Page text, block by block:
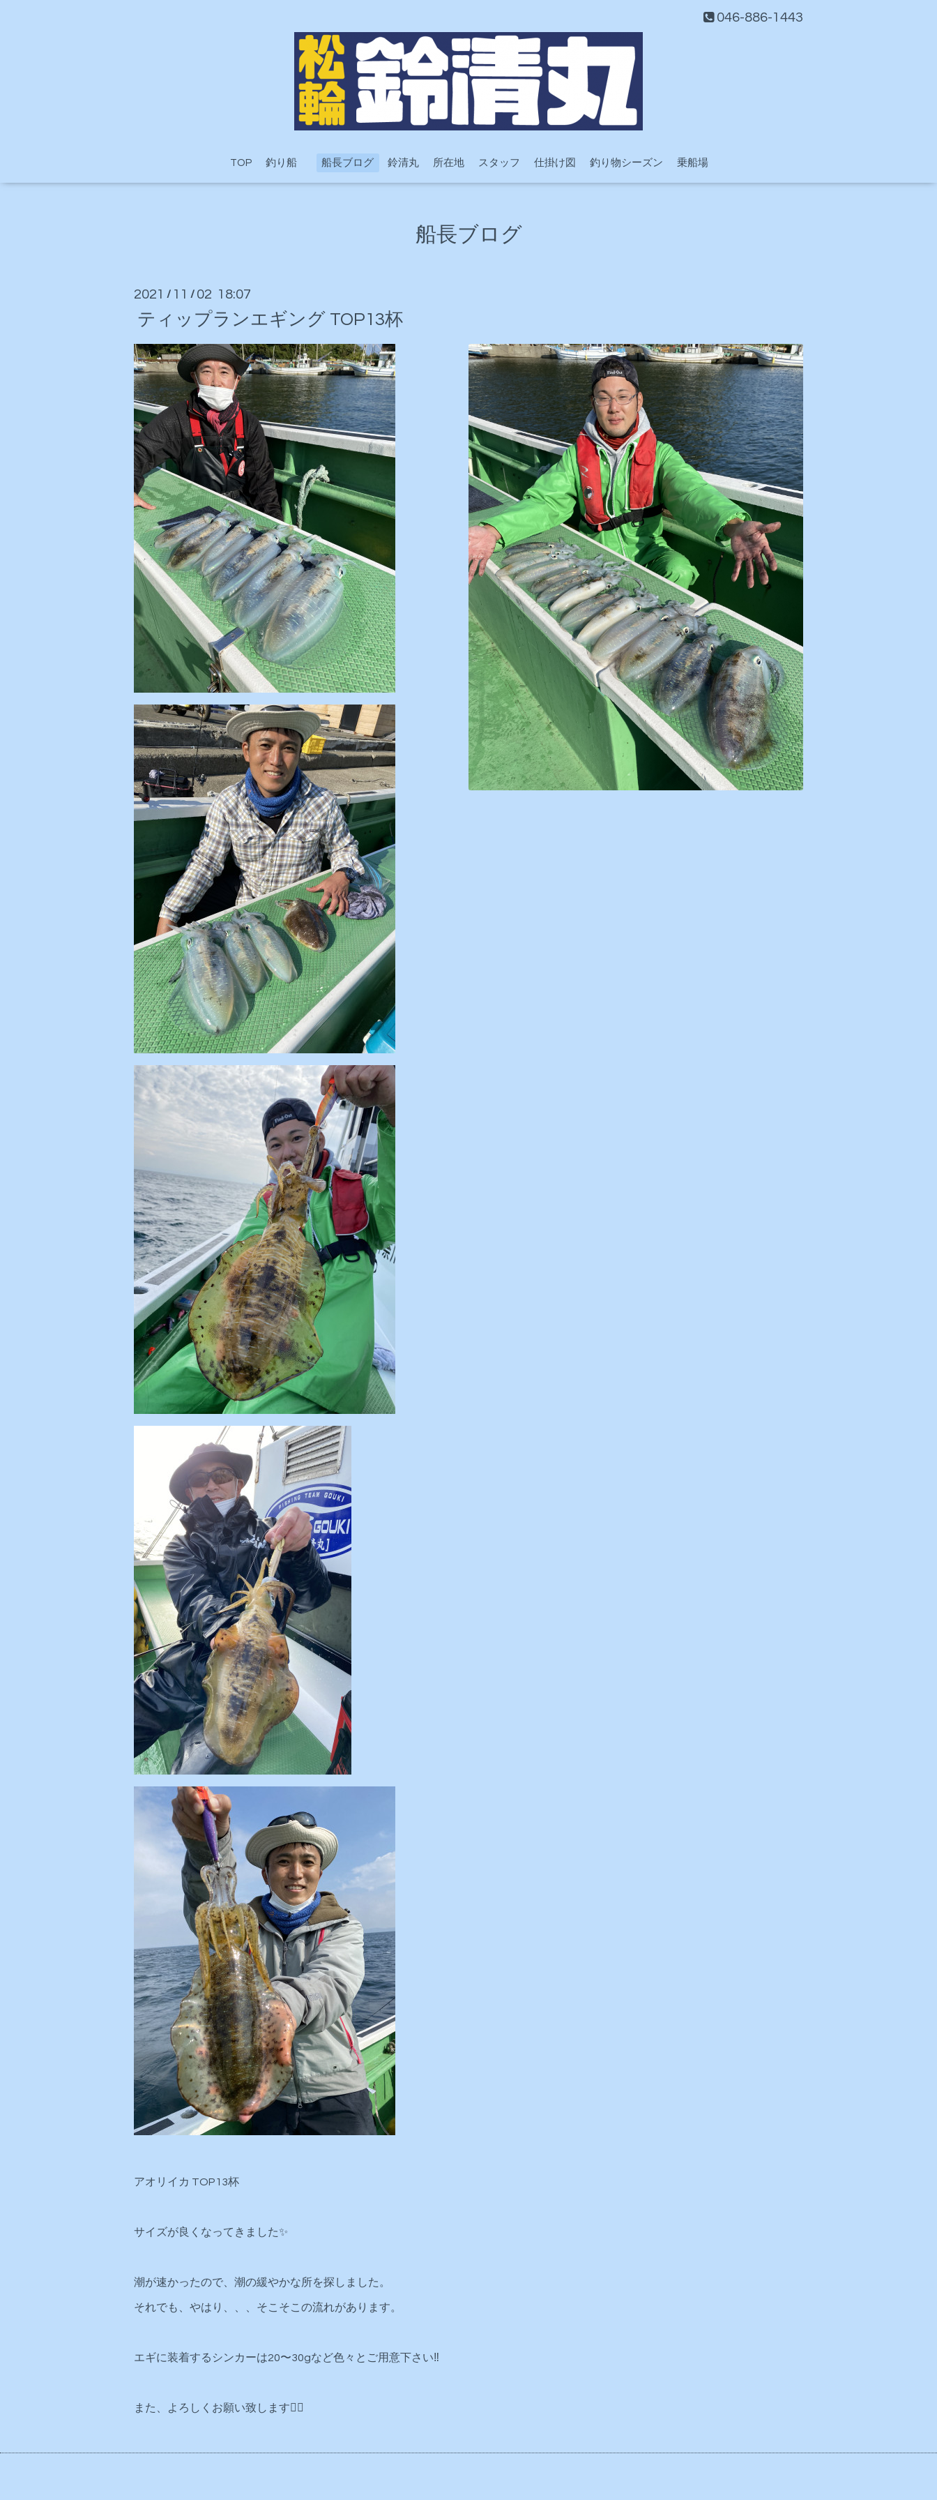
046-886-1443
TOP 釣り船 船長ブログ 鈴清丸 所在地 スタッフ 仕掛け図 釣り物シーズン 乗船場
船長ブログ
2021 / 11 / 02 18:07
ティップランエギング TOP13杯
アオリイカ TOP13杯
サイズが良くなってきました✨
潮が速かったので、潮の緩やかな所を探しました。
それでも、やはり、、、そこそこの流れがあります。
エギに装着するシンカーは20〜30gなど色々とご用意下さい‼️
また、よろしくお願い致します🙇‍♂️